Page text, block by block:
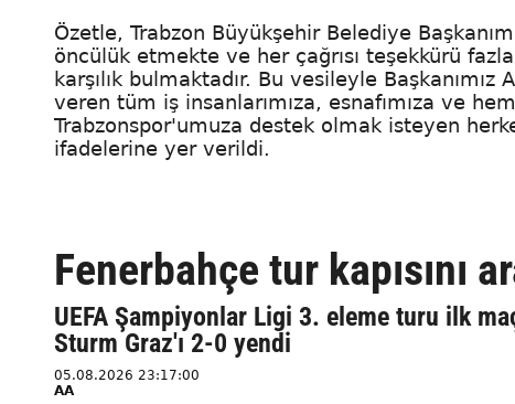
Özetle, Trabzon Büyükşehir Belediye
öncülük etmekte ve her çağrısı teşekkürü
karşılık bulmaktadır. Bu vesileyle
veren tüm iş insanlarımıza, esnafımıza ve
Trabzonspor'umuza destek olmak isteyen
ifadelerine yer verildi.
Fenerbahçe tur kapısını
UEFA Şampiyonlar Ligi 3. eleme turu ilk
Sturm Graz'ı 2-0 yendi
05.08.2026 23:17:00
AA